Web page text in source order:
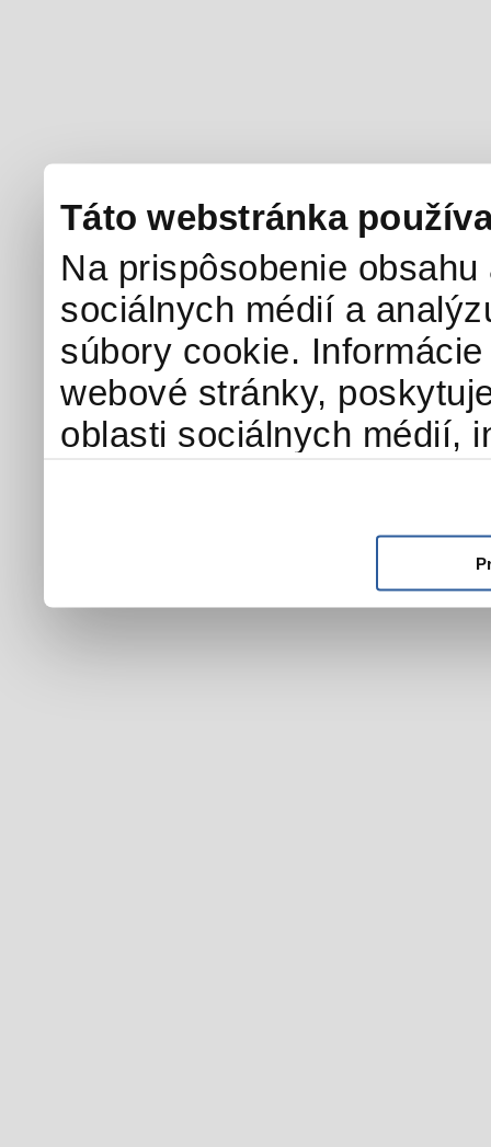
Táto webstránka
Na prispôsobenie
sociálnych médií a
súbory cookie.
webové stránky,
oblasti sociálnych médií,